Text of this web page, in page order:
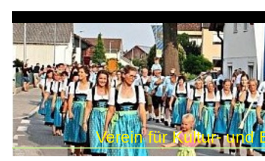
Verein für Kultur- und